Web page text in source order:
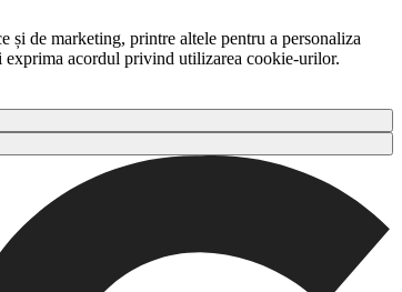
de marketing, printre altele pentru a personaliza
acordul privind utilizarea cookie-urilor.